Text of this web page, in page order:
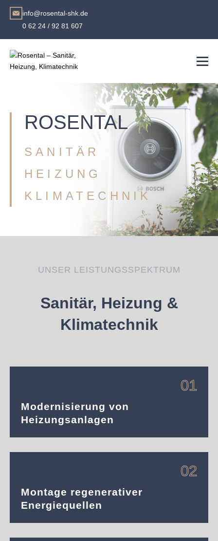
info@rosental-shk.de
0 62 24 / 92 81 607
ROSENTAL
SANITÄR
HEIZUNG
KLIMATECHNIK
UNSER LEISTUNGSSPEKTRUM
Sanitär, Heizung &
Klimatechnik
01
Modernisierung von
Heizungsanlagen
02
Montage regenerativer
Energiequellen